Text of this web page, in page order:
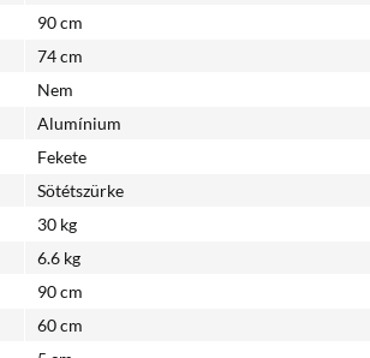
90 cm
74 cm
Nem
Alumínium
Fekete
Sötétszürke
30 kg
6.6 kg
90 cm
60 cm